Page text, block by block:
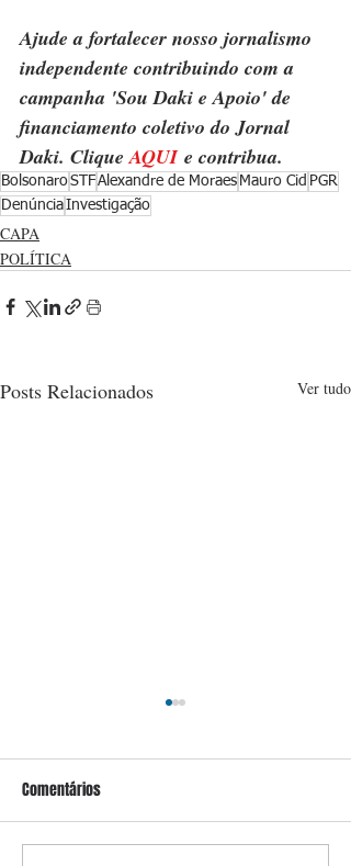
Ajude a fortalecer nosso jornalismo
independente contribuindo com a
campanha 'Sou Daki e Apoio' de
financiamento coletivo do Jornal
Daki. Clique AQUI e contribua.
BolsonaroSTFAlexandre de Moraes Mauro Cid PGR
DenúnciaInvestigação
CAPA
POLÍTICA
Posts Relacionados Ver tudo
Comentários